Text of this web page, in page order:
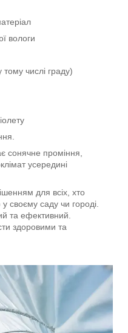
вологи
тому числі граду)
сонячне проміння,
усередині
для всіх, хто
своєму саду чи городі.
та ефективний.
здоровими та